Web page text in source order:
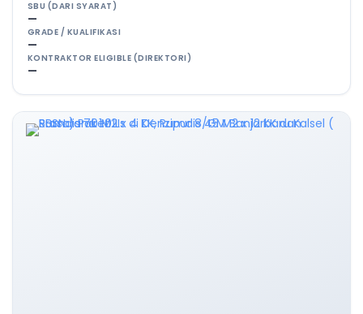
SBU (DARI SYARAT)
—
GRADE / KUALIFIKASI
—
KONTRAKTOR ELIGIBLE (DIREKTORI)
—